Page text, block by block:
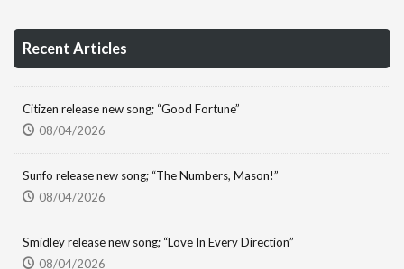
Recent Articles
Citizen release new song; “Good Fortune”
08/04/2026
Sunfo release new song; “The Numbers, Mason!”
08/04/2026
Smidley release new song; “Love In Every Direction”
08/04/2026